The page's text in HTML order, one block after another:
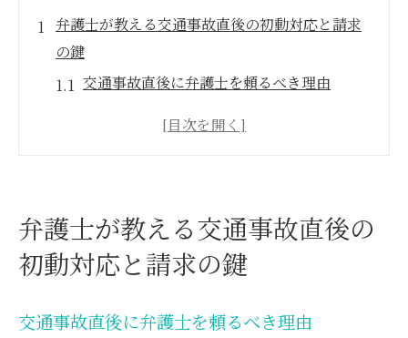
弁護士が教える交通事故直後の初動対応と請求
の鍵
交通事故直後に弁護士を頼るべき理由
初動対応で失敗しないための弁護士のアド
警察への報告から弁護士相談までの流れ
弁護士が伝授する緊急対応チェックリスト
ト
弁護士が教える交通事故直後の
初動対応と請求の鍵
交通事故直後に弁護士を頼るべき理由